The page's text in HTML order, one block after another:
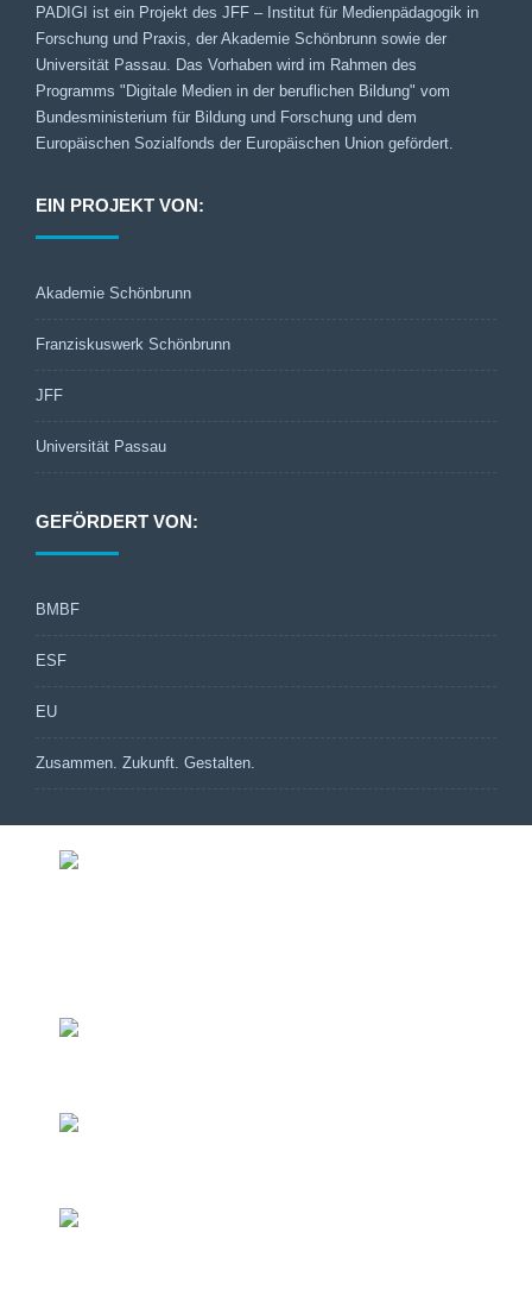
PADIGI ist ein Projekt des JFF – Institut für Medienpädagogik in
Forschung und Praxis, der Akademie Schönbrunn sowie der
Universität Passau. Das Vorhaben wird im Rahmen des
Programms "Digitale Medien in der beruflichen Bildung" vom
Bundesministerium für Bildung und Forschung und dem
Europäischen Sozialfonds der Europäischen Union gefördert.
EIN PROJEKT VON:
Akademie Schönbrunn
Franziskuswerk Schönbrunn
JFF
Universität Passau
GEFÖRDERT VON:
BMBF
ESF
EU
Zusammen. Zukunft. Gestalten.